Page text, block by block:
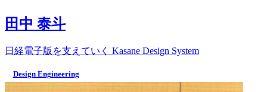
田中 泰斗
日経電子版を支えていく Kasane Design System
Design Engineering